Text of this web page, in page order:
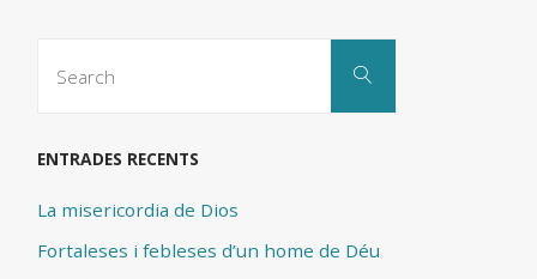
Search
ENTRADES RECENTS
La misericordia de Dios
Fortaleses i febleses d’un home de Déu